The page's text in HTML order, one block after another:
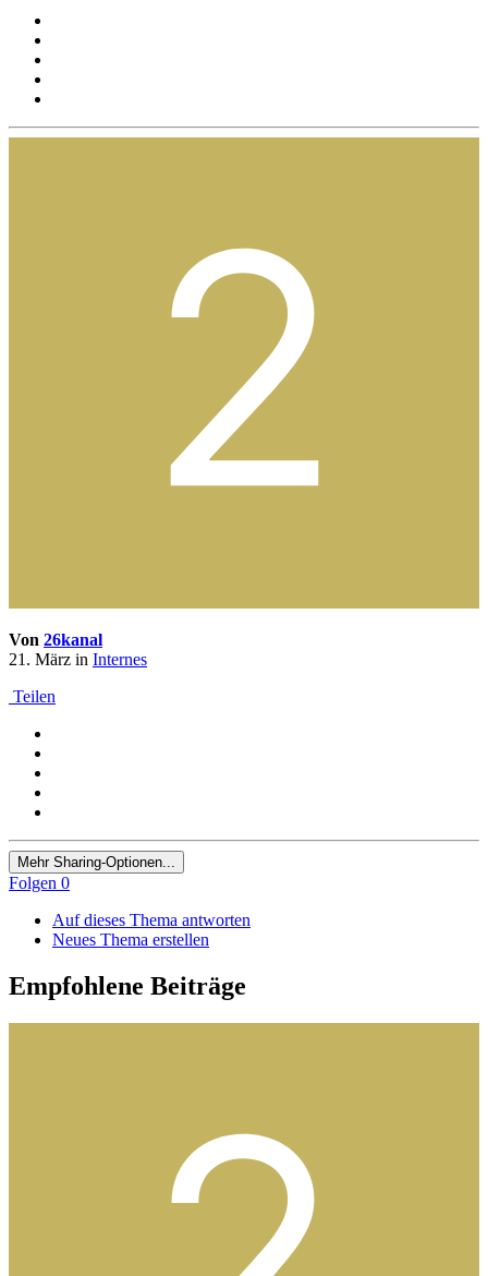
Von 26kanal
21. März in Internes
Teilen
Mehr Sharing-Optionen...
Folgen 0
Auf dieses Thema antworten
Neues Thema erstellen
Empfohlene Beiträge